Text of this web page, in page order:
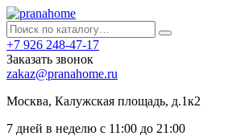
+7 926 248-47-17
Заказать звонок
zakaz@pranahome.ru
Москва, Калужская площадь, д.1к2
7 дней в неделю с 11:00 до 21:00